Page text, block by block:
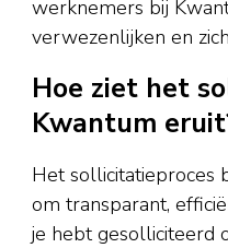
werknemers bij
verwezenlijken en
Hoe ziet het
Kwantum
Het sollicitatieproces
om transparant,
je hebt gesolliciteerd